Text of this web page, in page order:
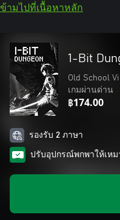
ข้ามไปที่เนื้อหาหลัก
1-Bit
Old School
เกมผ่านด่าน
฿174.00
รองรับ 2 ภาษา
ปรับอุปกรณ์พกพาให้เหม